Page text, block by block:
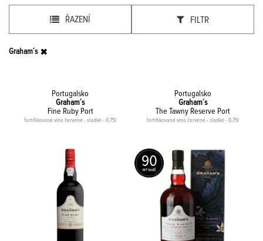
ŘAZENÍ FILTR
Graham´s
Portugalsko
Graham´s
Fine Ruby Port
fortifikované víno červené - sladké - 0,75l
Portugalsko
Graham´s
The Tawny Reserve Port
fortifikované víno červené - sladké - 0,75l
90